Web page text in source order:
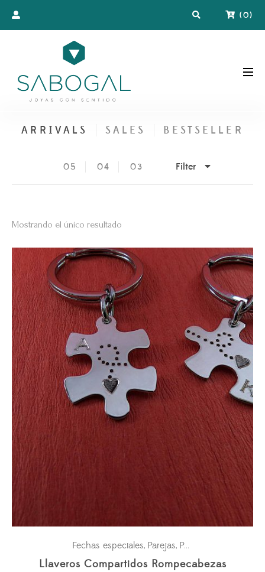
(0)
ARRIVALS SALES BESTSELLER
05 04 03 Filter
Mostrando el único resultado
Fechas especiales, Parejas, Personales
Llaveros Compartidos Rompecabezas